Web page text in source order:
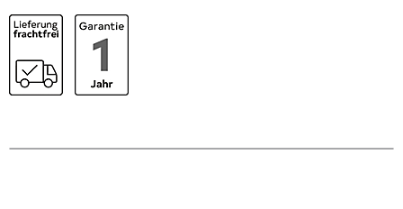
Maße
Breite [mm]
Folienstärke [mm]
Stärke [mm] 0.15